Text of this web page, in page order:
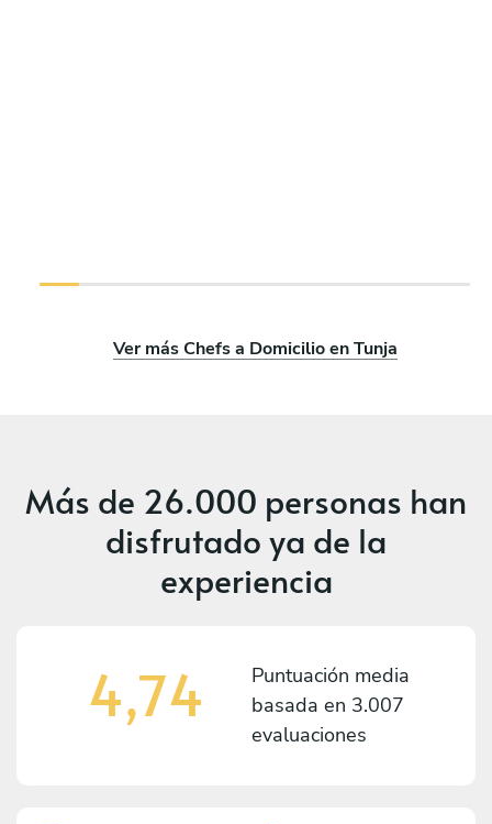
Ver más Chefs a Domicilio en Tunja
Más de 26.000 personas han
disfrutado ya de la
experiencia
4,74
Puntuación media
basada en 3.007
evaluaciones